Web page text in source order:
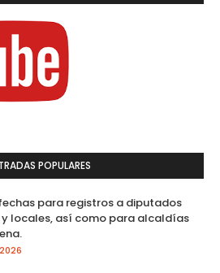
POPULARES
para registros a diputados
locales, así como para alcaldías